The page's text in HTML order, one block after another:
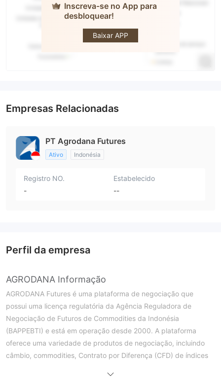
Inscreva-se no App para
desbloquear!
Baixar APP
AGRODANA
Empresas Relacionadas
PT Agrodana Futures
Ativo Indonésia
Registro NO.
-
Estabelecido
--
Perfil da empresa
AGRODANA Informação
AGRODANA Futures é uma plataforma de negociação que
possui uma licença regulatória da Agência Reguladora de
Negociação de Futuros de Commodities da Indonésia
(BAPPEBTI) e está em operação desde 2000. A plataforma
oferece uma variedade de produtos de negociação, incluindo
câmbio, commodities, Contrato por Diferença (CFD) de índices